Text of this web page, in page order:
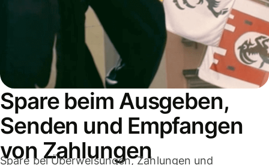
Spare beim Ausgeben,
Senden und Empfangen
von Zahlungen
Spare bei Überweisungen, Zahlungen und